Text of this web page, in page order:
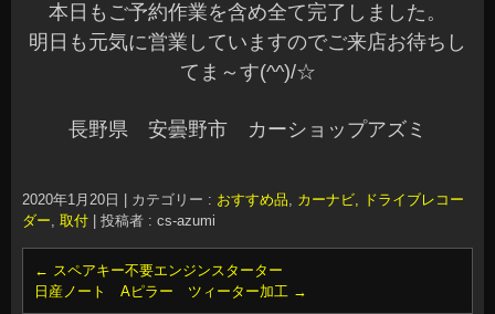
本日もご予約作業を含め全て完了しました。
明日も元気に営業していますのでご来店お待ちし
てま～す(^^)/☆
長野県 安曇野市 カーショップアズミ
2020年1月20日 カテゴリー : おすすめ品, カーナビ, ドライブレコー
ダー, 取付 投稿者 : cs-azumi
← スペアキー不要エンジンスターター
日産ノート Aピラー ツィーター加工 →